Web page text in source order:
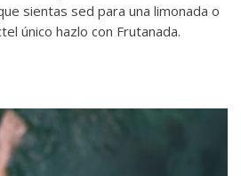
sientas sed para una limonada o
único hazlo con Frutanada.